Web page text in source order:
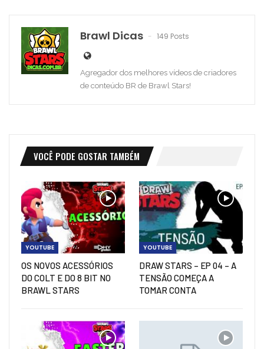
Brawl Dicas 149 Posts
Agregador dos melhores vídeos de criadores
de conteúdo BR de Brawl Stars!
VOCÊ PODE GOSTAR TAMBÉM
YOUTUBE
OS NOVOS ACESSÓRIOS
DO COLT E DO 8 BIT NO
BRAWL STARS
YOUTUBE
DRAW STARS – EP 04 – A
TENSÃO COMEÇA A
TOMAR CONTA